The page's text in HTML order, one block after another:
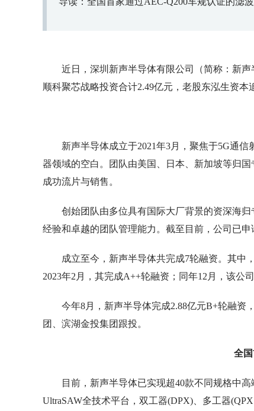
近日，深圳新声半导体有限公司（简称：新
顺科聚芯战略投资合计2.49亿元，老股东泓生资本
新声半导体成立于2021年3月，聚焦于5G通
器领域的空白。团队由美国、日本、新加坡等归
成功流片与销售。
创始团队由多位具有国际大厂背景的资深海
经验和卓越的团队管理能力。截至目前，公司已申
成立至今，新声半导体共完成7轮融资。其中
2023年2月，其完成A++轮融资；同年12月，该公
今年8月，新声半导体完成2.88亿元B+轮融资
团、滨湖金投集团跟投。
全
目前，新声半导体已实现超40款不同规格中
UltraSAW全技术平台，双工器(DPX)、多工器